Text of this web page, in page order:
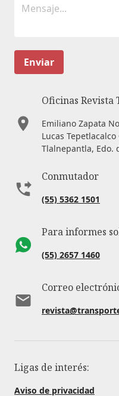
Enviar
Oficinas
Emiliano Zapata
Lucas Tepetlacalco
Tlalnepantla, Edo.
Conmutador
(55) 5362 1501
Para informes
(55) 2657 1460
Correo
Ligas de interés:
Aviso de privacidad